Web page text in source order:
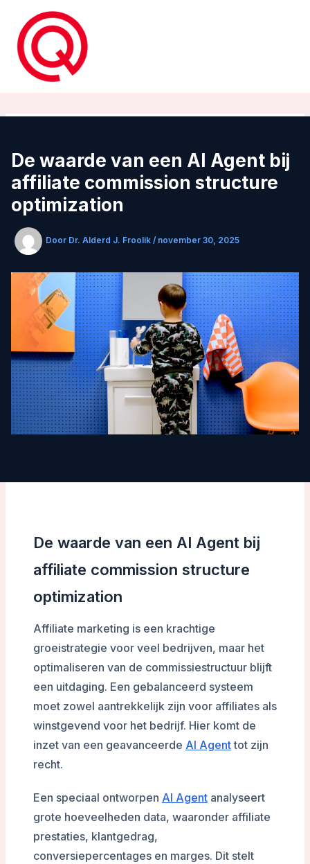
inhoud
De waarde van een AI Agent bij
affiliate commission structure
optimization
Door Dr. Alderd J. Froolik / november 30, 2025
De waarde van een AI Agent bij
affiliate commission structure
optimization
Affiliate marketing is een krachtige
groeistrategie voor veel bedrijven, maar het
optimaliseren van de commissiestructuur blijft
een uitdaging. Een gebalanceerd systeem
moet zowel aantrekkelijk zijn voor affiliates als
winstgevend voor het bedrijf. Hier komt de
inzet van een geavanceerde AI Agenttot zijn
recht.
Een speciaal ontworpen AI Agentanalyseert
grote hoeveelheden data, waaronder affiliate
prestaties, klantgedrag,
conversiepercentages en marges. Dit stelt